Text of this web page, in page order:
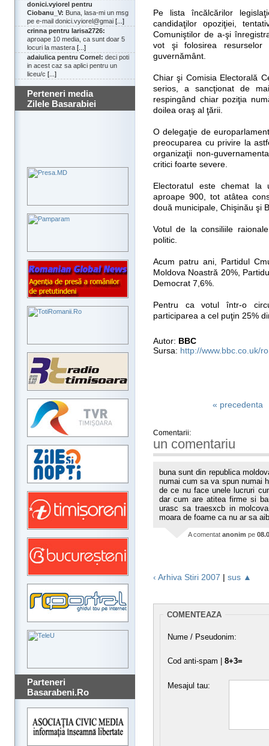
donici.vyiorel pentru
Ciobanu_V: Buna, lasa-mi un msg
pe e-mail donici.vyiorel@gmai [...]
crinna pentru larisa2726:
aproape 10 media, ca sunt doar 5
locuri la mastera [...]
adaiulica pentru Cornel: deci poti
in acest caz sa aplici pentru un
liceu/c [...]
Perteneri media
Zilele Basarabiei
Parteneri
Basarabeni.Ro
Pe lista încălcărilor
candidaţilor opoziţiei,
Comuniştilor de a-şi
vot şi folosirea resurselor
guvernământ.
Chiar şi Comisia Electorală
serios, a sancţionat de
respingând chiar poziţia
doilea oraş al ţării.
O delegaţie de
preocuparea cu privire la
organizaţii non-
critici foarte severe.
Electoratul este chemat
aproape 900, tot atâtea
două municipale, Chişinău şi
Votul de la consiliile
politic.
Acum patru ani, Partidul
Moldova Noastră 20%,
Democrat 7,6%.
Pentru ca votul într-o
participarea a cel puţin 25%
Autor: BBC
Sursa: http://www.bbc.co.uk/
« precedenta
Comentarii:
un comentariu
buna sunt din republica
numai cum sa va spun numai
de ce nu face unele lucruri
dar cum are atitea firme si
urasc sa traesxcb in
moara de foame ca nu ar sa
A comentat anonim pe
‹ Arhiva Stiri 2007 | sus ▲
COMENTEAZA
Nume / Pseudonim:
Cod anti-spam | 8+3=
Mesajul tau: